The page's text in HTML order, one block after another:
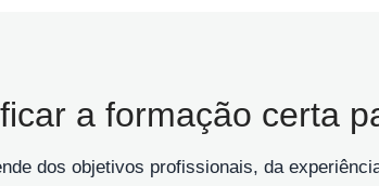
a formação certa
dos objetivos profissionais, da